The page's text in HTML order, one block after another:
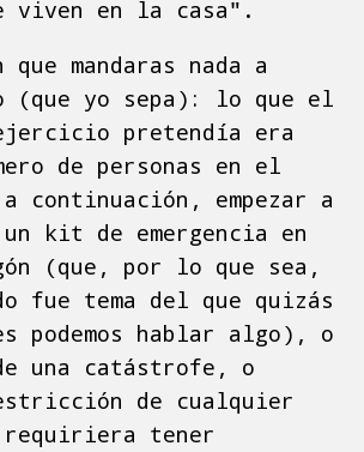
viven en la casa".
mandaras nada a
(que yo sepa): lo que el
pretendía era
de personas en el
continuación, empezar a
kit de emergencia en
(que, por lo que sea,
fue tema del que quizás
podemos hablar algo), o
una catástrofe, o
de cualquier
tener